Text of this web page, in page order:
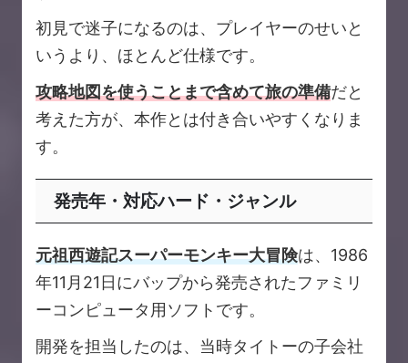
初見で迷子になるのは、プレイヤーのせいと
いうより、ほとんど仕様です。
攻略地図を使うことまで含めて旅の準備だと
考えた方が、本作とは付き合いやすくなりま
す。
発売年・対応ハード・ジャンル
元祖西遊記スーパーモンキー大冒険は、1986
年11月21日にバップから発売されたファミリ
ーコンピュータ用ソフトです。
開発を担当したのは、当時タイトーの子会社